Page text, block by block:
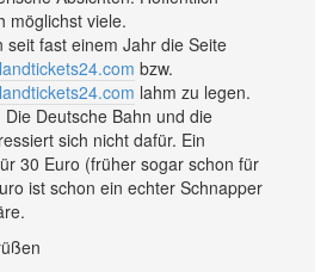
möglichst viele.
seit fast einem Jahr die Seite
bzw.
lahm zu legen.
Deutsche Bahn und die
sich nicht dafür. Ein
30 Euro (früher sogar schon für
ist schon ein echter Schnapper